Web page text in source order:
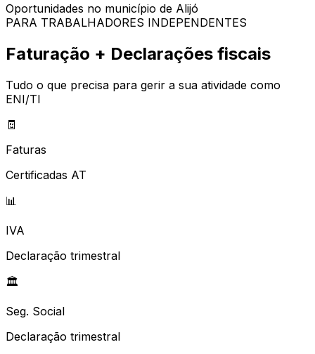
Oportunidades no município de Alijó
PARA TRABALHADORES INDEPENDENTES
Faturação + Declarações fiscais
Tudo o que precisa para gerir a sua atividade como
ENI/TI
🧾
Faturas
Certificadas AT
📊
IVA
Declaração trimestral
🏛️
Seg. Social
Declaração trimestral